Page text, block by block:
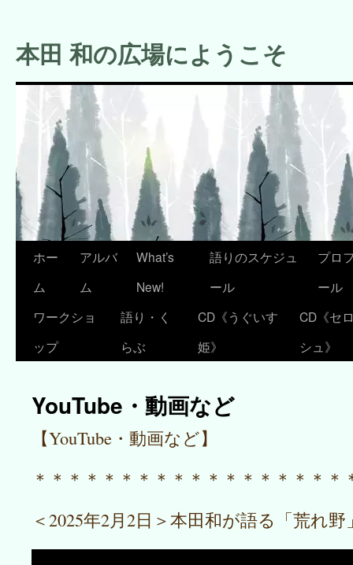
テ
ン
本田 和の広場にようこそ
ホー
ム
アルバ
ム
What’s
New!
語りのスケジュ
ール
プロ
ール
ワークショ
ップ
語り・く
らぶ
CD《うぐいす
姫》
CD《セ
シュ》
YouTube・動画など
【YouTube・動画など】
＊＊＊＊＊＊＊＊＊＊＊＊＊＊＊＊＊＊
＜2025年2月2日＞本田和が語る「荒れ